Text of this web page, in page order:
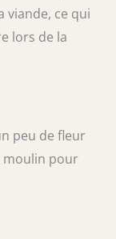
viande, ce qui
lors de la
peu de fleur
moulin pour